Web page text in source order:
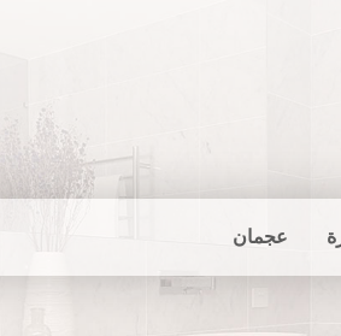
عجمان